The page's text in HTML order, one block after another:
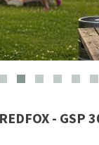
- GSP